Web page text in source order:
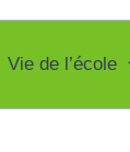
Vie de l’école